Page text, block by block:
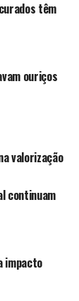
têm
ouriços
valorização
continuam
impacto